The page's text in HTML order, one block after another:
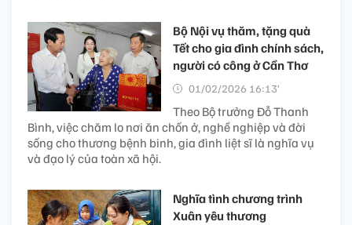
Bộ Nội vụ thăm, tặng quà
Tết cho gia đình chính sách,
người có công ở Cần Thơ
01/02/2026 16:13’
Theo Bộ trưởng Đỗ Thanh
Bình, việc chăm lo nơi ăn chốn ở, nghề nghiệp và đời
sống cho thương bệnh binh, gia đình liệt sĩ là nghĩa vụ
và đạo lý của toàn xã hội.
Nghĩa tình chương trình
Xuân yêu thương